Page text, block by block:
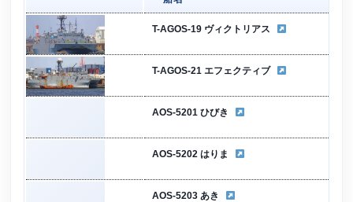
T-AGOS-19 ヴィクトリアス
T-AGOS-21 エフェクティブ
AOS-5201 ひびき
AOS-5202 はりま
AOS-5203 あき